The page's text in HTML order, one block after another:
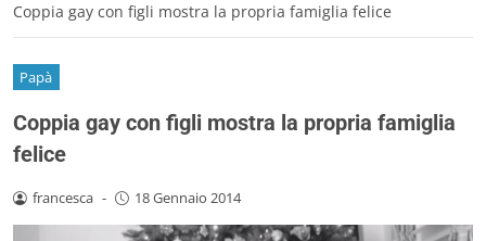
Coppia gay con figli mostra la propria famiglia felice
Papà
Coppia gay con figli mostra la propria famiglia
felice
francesca - 18 Gennaio 2014